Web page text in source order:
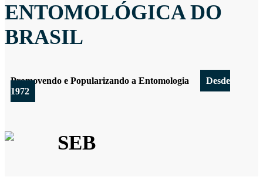
ENTOMOLÓGICA DO
BRASIL
Promovendo e Popularizando a Entomologia
Desde
1972
SEB